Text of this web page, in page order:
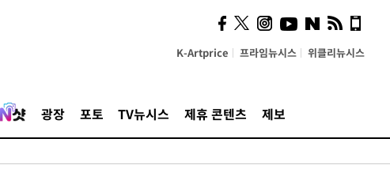
K-Artprice 프라임뉴시스 위클리뉴시스
광장 포토 TV뉴시스 제휴 콘텐츠 제보
사이 해답 찾았죠"…알을
깨고 나온 '초자아'